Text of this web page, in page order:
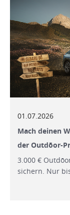
01.07.2026
Mach deinen
der Outdōor-
3.000 €
sichern. Nur